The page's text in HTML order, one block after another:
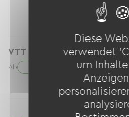
VTT Electrique Tout
Ab 50.00 € / Tag
Diese
verwendet
um